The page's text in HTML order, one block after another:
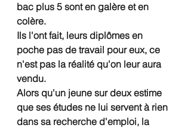
bac plus 5 sont en galère et en
colère.
Ils l'ont fait, leurs diplômes en
poche pas de travail pour eux, ce
n'est pas la réalité qu'on leur aura
vendu.
Alors qu'un jeune sur deux estime
que ses études ne lui servent à rien
dans sa recherche d'emploi, la